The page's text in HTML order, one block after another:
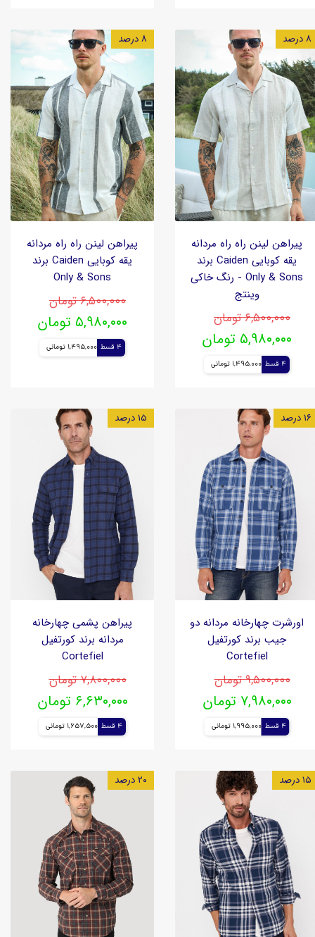
پیراهن لینن راه راه مردانه
یقه کوبایی Caiden برند
Only & Sons - رنگ خاکی
وینتج
۶,۵۰۰,۰۰۰ تومان
۵,۹۸۰,۰۰۰ تومان
4 قسط 1,495,000 تومانی
۸ درصد
پیراهن لینن راه راه مردانه
یقه کوبایی Caiden برند
Only & Sons
۶,۵۰۰,۰۰۰ تومان
۵,۹۸۰,۰۰۰ تومان
4 قسط 1,495,000 تومانی
۸ درصد
اورشرت چهارخانه مردانه دو
جیب برند کورتفیل
Cortefiel
۹,۵۰۰,۰۰۰ تومان
۷,۹۸۰,۰۰۰ تومان
4 قسط 1,995,000 تومانی
۱۶ درصد
پیراهن پشمی چهارخانه
مردانه برند کورتفیل
Cortefiel
۷,۸۰۰,۰۰۰ تومان
۶,۶۳۰,۰۰۰ تومان
4 قسط 1,657,500 تومانی
۱۵ درصد
۱۵ درصد ۲۰ درصد